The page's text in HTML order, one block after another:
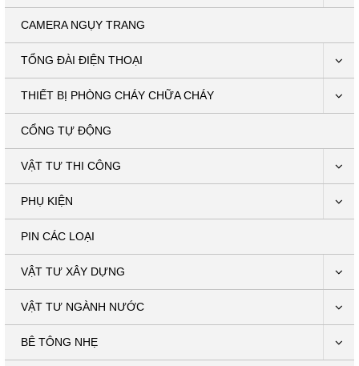
CAMERA NGỤY TRANG
TỔNG ĐÀI ĐIỆN THOẠI
THIẾT BỊ PHÒNG CHÁY CHỮA CHÁY
CỔNG TỰ ĐỘNG
VẬT TƯ THI CÔNG
PHỤ KIỆN
PIN CÁC LOẠI
VẬT TƯ XÂY DỰNG
VẬT TƯ NGÀNH NƯỚC
BÊ TÔNG NHẸ